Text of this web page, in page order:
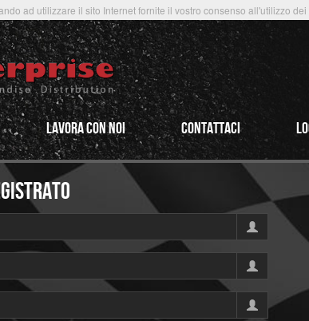
LAVORA CON NOI CONTATTACI
ad utilizzare il sito Internet fornite il vostro consenso all'utilizzo dei